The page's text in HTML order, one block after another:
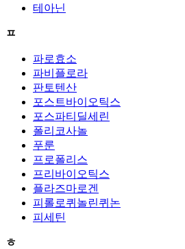
테아닌
ㅍ
파로효소
파비플로라
판토텐산
포스트바이오틱스
포스파티딜세린
폴리코사놀
푸룬
프로폴리스
프리바이오틱스
플라즈마로겐
피롤로퀴놀린퀴논
피세틴
ㅎ